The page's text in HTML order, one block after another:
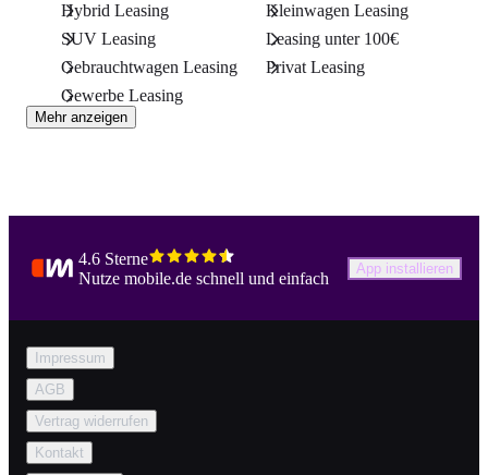
Hybrid Leasing
Kleinwagen Leasing
SUV Leasing
Leasing unter 100€
Gebrauchtwagen Leasing
Privat Leasing
Gewerbe Leasing
Mehr anzeigen
4.6 Sterne
Nutze mobile.de schnell und einfach
App installieren
Impressum
AGB
Vertrag widerrufen
Kontakt